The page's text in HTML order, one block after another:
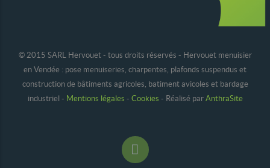
© 2015 SARL Hervouet - tous droits réservés - Hervouet menuisier
en Vendée : pose menuiseries, charpentes, plafonds suspendus et
construction de bâtiments agricoles, batiment avicoles et bardage
industriel - Mentions légales - Cookies - Réalisé parAnthraSite